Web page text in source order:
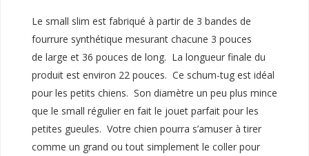
Le small slim est fabriqué à partir de 3 bandes de
fourrure synthétique mesurant chacune 3 pouces
de large et 36 pouces de long. La longueur finale du
produit est environ 22 pouces. Ce schum-tug est idéal
pour les petits chiens. Son diamètre un peu plus mince
que le small régulier en fait le jouet parfait pour les
petites gueules. Votre chien pourra s’amuser à tirer
comme un grand ou tout simplement le coller pour